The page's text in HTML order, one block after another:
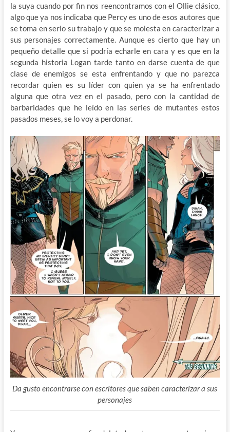
la suya cuando por fin nos reencontramos con el Ollie clásico,
algo que ya nos indicaba que Percy es uno de esos autores que
se toma en serio su trabajo y que se molesta en caracterizar a
sus personajes correctamente. Aunque es cierto que hay un
pequeño detalle que si podría echarle en cara y es que en la
segunda historia Logan tarde tanto en darse cuenta de que
clase de enemigos se esta enfrentando y que no parezca
recordar quien es su líder con quien ya se ha enfrentado
alguna que otra vez en el pasado, pero con la cantidad de
barbaridades que he leído en las series de mutantes estos
pasados meses, se lo voy a perdonar.
Da gusto encontrarse con escritores que saben caracterizar a sus
personajes